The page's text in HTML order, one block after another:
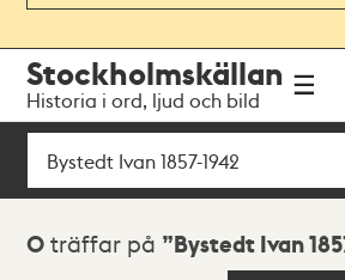
navigationen
huvudinnehållet
Stockholmskällan
Historia i ord, ljud och bild
Sök
Sökresultat
0 träffar på Bystedt Ivan